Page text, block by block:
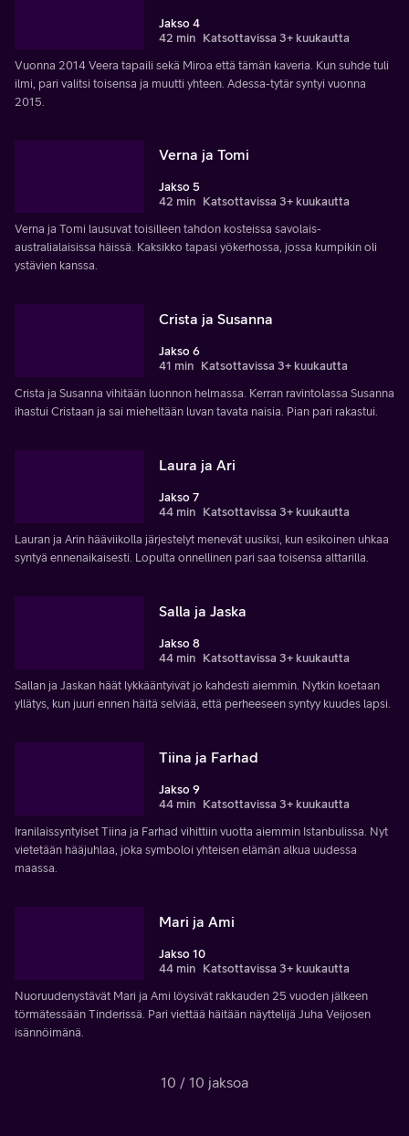
Jakso 4
42 min Katsottavissa 3+ kuukautta
Vuonna 2014 Veera tapaili sekä Miroa että tämän kaveria. Kun suhde tuli
ilmi, pari valitsi toisensa ja muutti yhteen. Adessa-tytär syntyi vuonna
2015.
Verna ja Tomi
Jakso 5
42 min Katsottavissa 3+ kuukautta
Verna ja Tomi lausuvat toisilleen tahdon kosteissa savolais-
australialaisissa häissä. Kaksikko tapasi yökerhossa, jossa kumpikin oli
ystävien kanssa.
Crista ja Susanna
Jakso 6
41 min Katsottavissa 3+ kuukautta
Crista ja Susanna vihitään luonnon helmassa. Kerran ravintolassa Susanna
ihastui Cristaan ja sai mieheltään luvan tavata naisia. Pian pari rakastui.
Laura ja Ari
Jakso 7
44 min Katsottavissa 3+ kuukautta
Lauran ja Arin hääviikolla järjestelyt menevät uusiksi, kun esikoinen uhkaa
syntyä ennenaikaisesti. Lopulta onnellinen pari saa toisensa alttarilla.
Salla ja Jaska
Jakso 8
44 min Katsottavissa 3+ kuukautta
Sallan ja Jaskan häät lykkääntyivät jo kahdesti aiemmin. Nytkin koetaan
yllätys, kun juuri ennen häitä selviää, että perheeseen syntyy kuudes lapsi.
Tiina ja Farhad
Jakso 9
44 min Katsottavissa 3+ kuukautta
Iranilaissyntyiset Tiina ja Farhad vihittiin vuotta aiemmin Istanbulissa. Nyt
vietetään hääjuhlaa, joka symboloi yhteisen elämän alkua uudessa
maassa.
Mari ja Ami
Jakso 10
44 min Katsottavissa 3+ kuukautta
Nuoruudenystävät Mari ja Ami löysivät rakkauden 25 vuoden jälkeen
törmätessään Tinderissä. Pari viettää häitään näyttelijä Juha Veijosen
isännöimänä.
10 / 10 jaksoa